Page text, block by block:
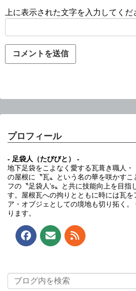
上に表示された文字を入力してくだ
プロフィール
- 足袋人（たびびと） -
地下足袋をこよなく愛する瓦葺き職人
の屋根に〝瓦〟という名の華を咲かすこ
フの〝足袋人’s〟と共に技能向上を目指
す。屋根瓦への拘りとともに時には瓦を
ア・オブジェとしての境地も切り拓く
ります。